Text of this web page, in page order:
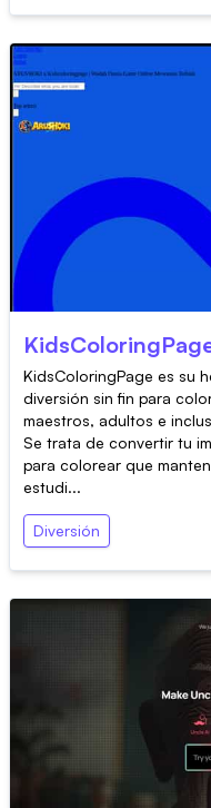
KidsColoringPage es su
diversión sin fin para
maestros, adultos e
Se trata de convertir tu
para colorear que
estudi...
Diversión